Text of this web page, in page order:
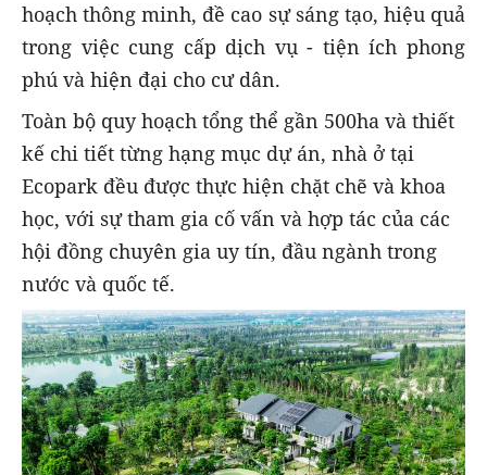
hoạch thông minh, đề cao sự sáng tạo, hiệu quả
trong việc cung cấp dịch vụ - tiện ích phong
phú và hiện đại cho cư dân.
Toàn bộ quy hoạch tổng thể gần 500ha và thiết
kế chi tiết từng hạng mục dự án, nhà ở tại
Ecopark đều được thực hiện chặt chẽ và khoa
học, với sự tham gia cố vấn và hợp tác của các
hội đồng chuyên gia uy tín, đầu ngành trong
nước và quốc tế.